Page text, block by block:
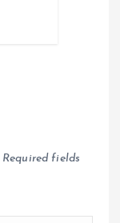
Required fields